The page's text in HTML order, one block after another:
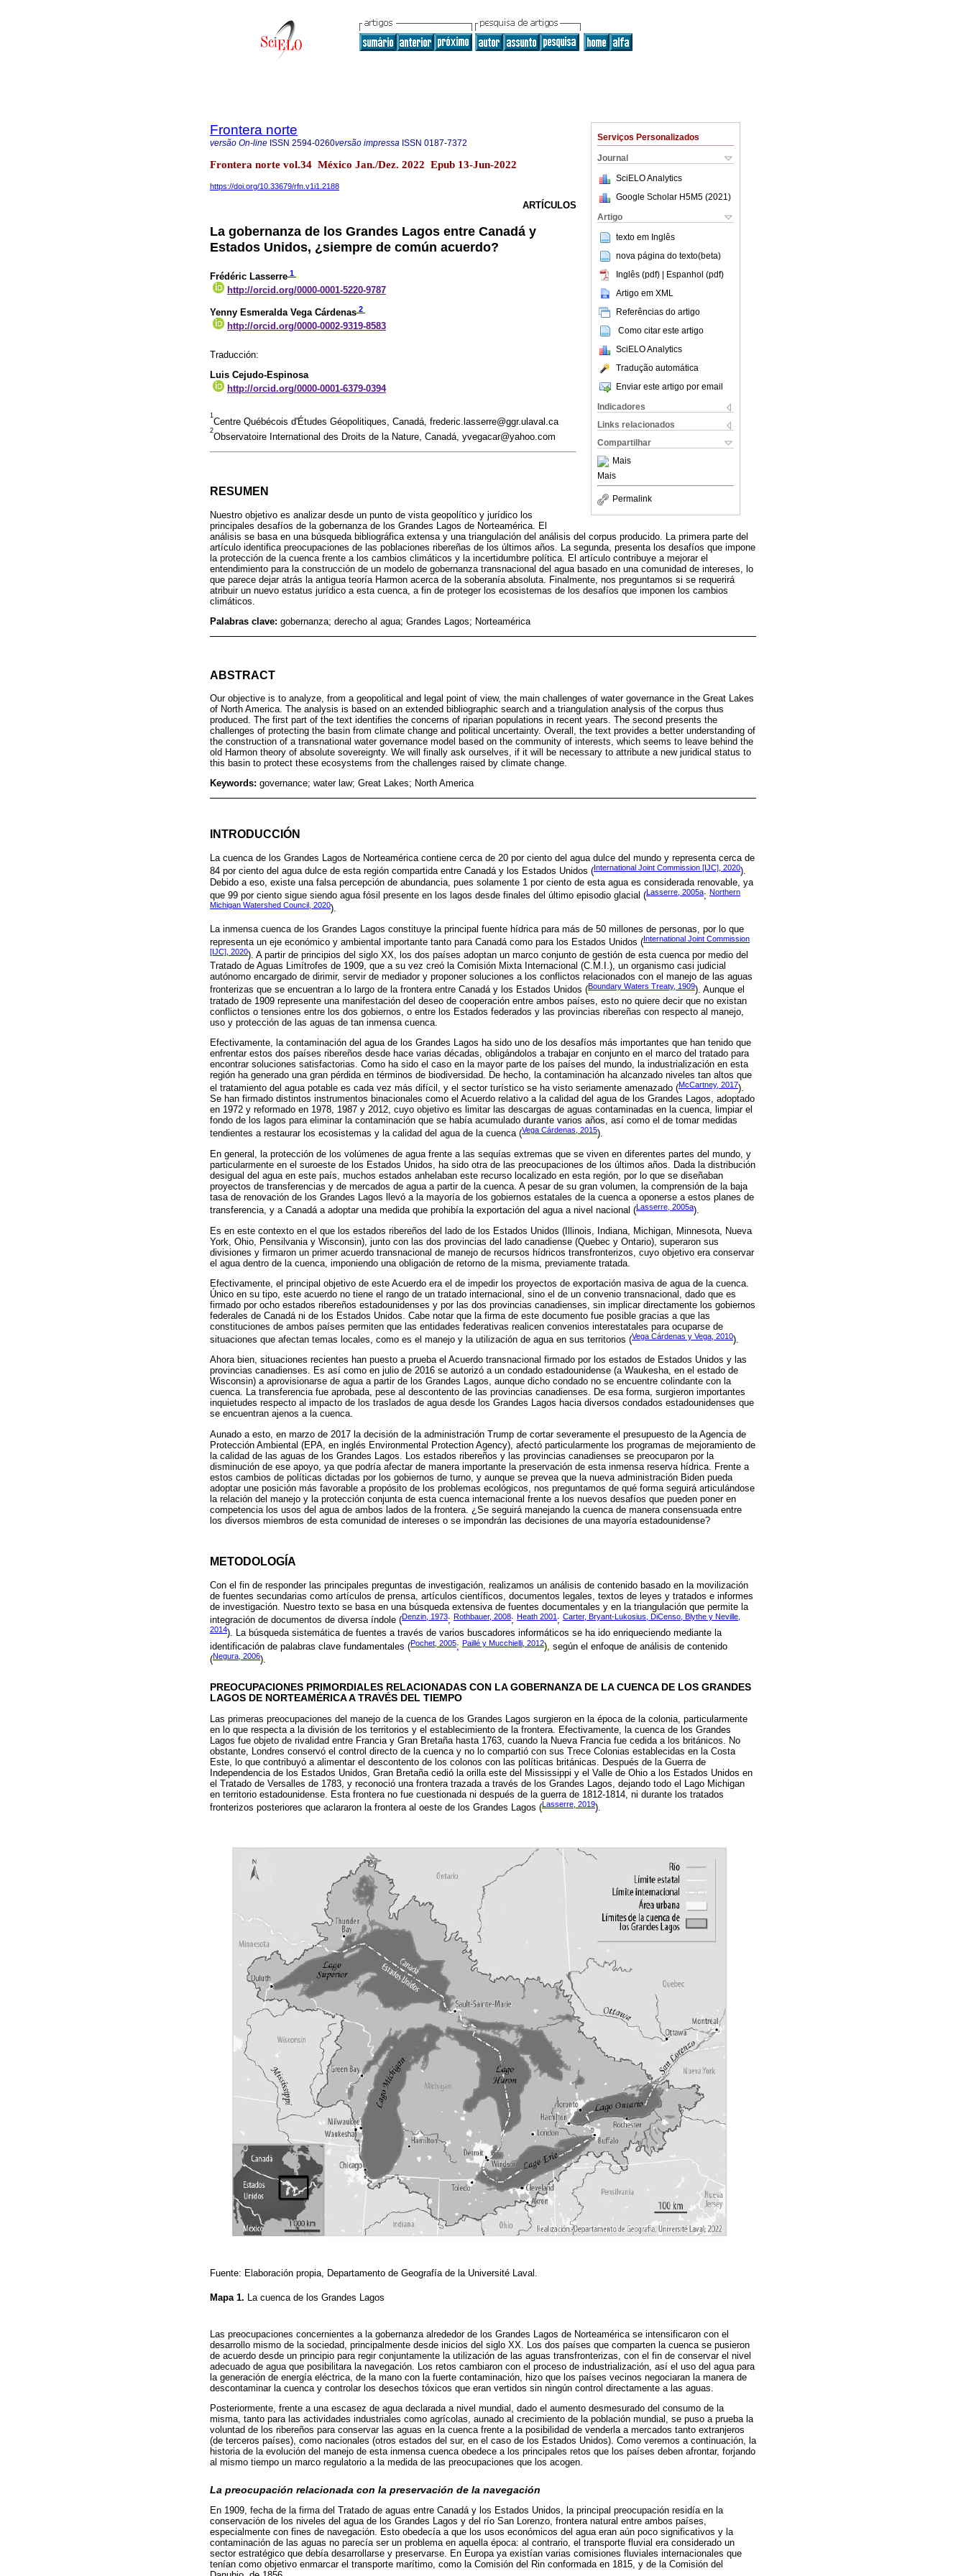
Serviços Personalizados
Journal
SciELO Analytics
Google Scholar H5M5 (2021 )
Artigo
texto em Inglês
nova página do texto(beta)
Inglês (pdf) | Espanhol (pdf)
Artigo em XML
Referências do artigo
Como citar este artigo
SciELO Analytics
Tradução automática
Enviar este artigo por email
Indicadores
Links relacionados
Compartilhar
Mais
Mais
Permalink
Frontera norte
versão On-line ISSN 2594-0260versão impressa ISSN 0187-7372
Frontera norte vol.34 México Jan./Dez. 2022 Epub 13-Jun-2022
https://doi.org/10.33679/rfn.v1i1.2188
ARTÍCULOS
La gobernanza de los Grandes Lagos entre Canadá y
Estados Unidos, ¿siempre de común acuerdo?
Frédéric Lasserre 1
http://orcid.org/0000-0001-5220-9787
Yenny Esmeralda Vega Cárdenas 2
http://orcid.org/0000-0002-9319-8583
Traducción:
Luis Cejudo-Espinosa
http://orcid.org/0000-0001-6379-0394
1
Centre Québécois d'Études Géopolitiques, Canadá, frederic.lasserre@ggr.ulaval.ca
2
Observatoire International des Droits de la Nature, Canadá, yvegacar@yahoo.com
RESUMEN
Nuestro objetivo es analizar desde un punto de vista geopolítico y jurídico los
principales desafíos de la gobernanza de los Grandes Lagos de Norteamérica. El
análisis se basa en una búsqueda bibliográfica extensa y una triangulación del análisis del corpus producido. La primera parte del
artículo identifica preocupaciones de las poblaciones ribereñas de los últimos años. La segunda, presenta los desafíos que impone
la protección de la cuenca frente a los cambios climáticos y la incertidumbre política. El artículo contribuye a mejorar el
entendimiento para la construcción de un modelo de gobernanza transnacional del agua basado en una comunidad de intereses, lo
que parece dejar atrás la antigua teoría Harmon acerca de la soberanía absoluta. Finalmente, nos preguntamos si se requerirá
atribuir un nuevo estatus jurídico a esta cuenca, a fin de proteger los ecosistemas de los desafíos que imponen los cambios
climáticos.
Palabras clave: gobernanza; derecho al agua; Grandes Lagos; Norteamérica
ABSTRACT
Our objective is to analyze, from a geopolitical and legal point of view, the main challenges of water governance in the Great Lakes
of North America. The analysis is based on an extended bibliographic search and a triangulation analysis of the corpus thus
produced. The first part of the text identifies the concerns of riparian populations in recent years. The second presents the
challenges of protecting the basin from climate change and political uncertainty. Overall, the text provides a better understanding of
the construction of a transnational water governance model based on the community of interests, which seems to leave behind the
old Harmon theory of absolute sovereignty. We will finally ask ourselves, if it will be necessary to attribute a new juridical status to
this basin to protect these ecosystems from the challenges raised by climate change.
Keywords: governance; water law; Great Lakes; North America
INTRODUCCIÓN
La cuenca de los Grandes Lagos de Norteamérica contiene cerca de 20 por ciento del agua dulce del mundo y representa cerca de
84 por ciento del agua dulce de esta región compartida entre Canadá y los Estados Unidos ( International Joint Commission [IJC], 2020).
Debido a eso, existe una falsa percepción de abundancia, pues solamente 1 por ciento de esta agua es considerada renovable, ya
que 99 por ciento sigue siendo agua fósil presente en los lagos desde finales del último episodio glacial (Lasserre, 2005a; Northern
Michigan Watershed Council, 2020).
La inmensa cuenca de los Grandes Lagos constituye la principal fuente hídrica para más de 50 millones de personas, por lo que
representa un eje económico y ambiental importante tanto para Canadá como para los Estados Unidos (International Joint Commission
[IJC], 2020). A partir de principios del siglo XX, los dos países adoptan un marco conjunto de gestión de esta cuenca por medio del
Tratado de Aguas Limítrofes de 1909, que a su vez creó la Comisión Mixta Internacional (C.M.I.), un organismo casi judicial
autónomo encargado de dirimir, servir de mediador y proponer soluciones a los conflictos relacionados con el manejo de las aguas
fronterizas que se encuentran a lo largo de la frontera entre Canadá y los Estados Unidos (Boundary Waters Treaty, 1909). Aunque el
tratado de 1909 represente una manifestación del deseo de cooperación entre ambos países, esto no quiere decir que no existan
conflictos o tensiones entre los dos gobiernos, o entre los Estados federados y las provincias ribereñas con respecto al manejo,
uso y protección de las aguas de tan inmensa cuenca.
Efectivamente, la contaminación del agua de los Grandes Lagos ha sido uno de los desafíos más importantes que han tenido que
enfrentar estos dos países ribereños desde hace varias décadas, obligándolos a trabajar en conjunto en el marco del tratado para
encontrar soluciones satisfactorias. Como ha sido el caso en la mayor parte de los países del mundo, la industrialización en esta
región ha generado una gran pérdida en términos de biodiversidad. De hecho, la contaminación ha alcanzado niveles tan altos que
el tratamiento del agua potable es cada vez más difícil, y el sector turístico se ha visto seriamente amenazado (McCartney, 2017).
Se han firmado distintos instrumentos binacionales como el Acuerdo relativo a la calidad del agua de los Grandes Lagos, adoptado
en 1972 y reformado en 1978, 1987 y 2012, cuyo objetivo es limitar las descargas de aguas contaminadas en la cuenca, limpiar el
fondo de los lagos para eliminar la contaminación que se había acumulado durante varios años, así como el de tomar medidas
tendientes a restaurar los ecosistemas y la calidad del agua de la cuenca (Vega Cárdenas, 2015).
En general, la protección de los volúmenes de agua frente a las sequías extremas que se viven en diferentes partes del mundo, y
particularmente en el suroeste de los Estados Unidos, ha sido otra de las preocupaciones de los últimos años. Dada la distribución
desigual del agua en este país, muchos estados anhelaban este recurso localizado en esta región, por lo que se diseñaban
proyectos de transferencias y de mercados de agua a partir de la cuenca. A pesar de su gran volumen, la comprensión de la baja
tasa de renovación de los Grandes Lagos llevó a la mayoría de los gobiernos estatales de la cuenca a oponerse a estos planes de
transferencia, y a Canadá a adoptar una medida que prohibía la exportación del agua a nivel nacional (Lasserre, 2005a).
Es en este contexto en el que los estados ribereños del lado de los Estados Unidos (Illinois, Indiana, Michigan, Minnesota, Nueva
York, Ohio, Pensilvania y Wisconsin), junto con las dos provincias del lado canadiense (Quebec y Ontario), superaron sus
divisiones y firmaron un primer acuerdo transnacional de manejo de recursos hídricos transfronterizos, cuyo objetivo era conservar
el agua dentro de la cuenca, imponiendo una obligación de retorno de la misma, previamente tratada.
Efectivamente, el principal objetivo de este Acuerdo era el de impedir los proyectos de exportación masiva de agua de la cuenca.
Único en su tipo, este acuerdo no tiene el rango de un tratado internacional, sino el de un convenio transnacional, dado que es
firmado por ocho estados ribereños estadounidenses y por las dos provincias canadienses, sin implicar directamente los gobiernos
federales de Canadá ni de los Estados Unidos. Cabe notar que la firma de este documento fue posible gracias a que las
constituciones de ambos países permiten que las entidades federativas realicen convenios interestatales para ocuparse de
situaciones que afectan temas locales, como es el manejo y la utilización de agua en sus territorios (Vega Cárdenas y Vega, 2010).
Ahora bien, situaciones recientes han puesto a prueba el Acuerdo transnacional firmado por los estados de Estados Unidos y las
provincias canadienses. Es así como en julio de 2016 se autorizó a un condado estadounidense (a Waukesha, en el estado de
Wisconsin) a aprovisionarse de agua a partir de los Grandes Lagos, aunque dicho condado no se encuentre colindante con la
cuenca. La transferencia fue aprobada, pese al descontento de las provincias canadienses. De esa forma, surgieron importantes
inquietudes respecto al impacto de los traslados de agua desde los Grandes Lagos hacia diversos condados estadounidenses que
se encuentran ajenos a la cuenca.
Aunado a esto, en marzo de 2017 la decisión de la administración Trump de cortar severamente el presupuesto de la Agencia de
Protección Ambiental (EPA, en inglés Environmental Protection Agency), afectó particularmente los programas de mejoramiento de
la calidad de las aguas de los Grandes Lagos. Los estados ribereños y las provincias canadienses se preocuparon por la
disminución de ese apoyo, ya que podría afectar de manera importante la preservación de esta inmensa reserva hídrica. Frente a
estos cambios de políticas dictadas por los gobiernos de turno, y aunque se prevea que la nueva administración Biden pueda
adoptar une posición más favorable a propósito de los problemas ecológicos, nos preguntamos de qué forma seguirá articulándose
la relación del manejo y la protección conjunta de esta cuenca internacional frente a los nuevos desafíos que pueden poner en
competencia los usos del agua de ambos lados de la frontera. ¿Se seguirá manejando la cuenca de manera consensuada entre
los diversos miembros de esta comunidad de intereses o se impondrán las decisiones de una mayoría estadounidense?
METODOLOGÍA
Con el fin de responder las principales preguntas de investigación, realizamos un análisis de contenido basado en la movilización
de fuentes secundarias como artículos de prensa, artículos científicos, documentos legales, textos de leyes y tratados e informes
de investigación. Nuestro texto se basa en una búsqueda extensiva de fuentes documentales y en la triangulación que permite la
integración de documentos de diversa índole (Denzin, 1973; Rothbauer, 2008; Heath 2001 ; Carter, Bryant-Lukosius, DiCenso, Blythe y Neville,
2014). La búsqueda sistemática de fuentes a través de varios buscadores informáticos se ha ido enriqueciendo mediante la
identificación de palabras clave fundamentales (Pochet, 2005; Paillé y Mucchielli, 2012), según el enfoque de análisis de contenido
(Negura, 2006).
PREOCUPACIONES PRIMORDIALES RELACIONADAS CON LA GOBERNANZA DE LA CUENCA DE LOS GRANDES
LAGOS DE NORTEAMÉRICA A TRAVÉS DEL TIEMPO
Las primeras preocupaciones del manejo de la cuenca de los Grandes Lagos surgieron en la época de la colonia, particularmente
en lo que respecta a la división de los territorios y el establecimiento de la frontera. Efectivamente, la cuenca de los Grandes
Lagos fue objeto de rivalidad entre Francia y Gran Bretaña hasta 1763, cuando la Nueva Francia fue cedida a los británicos. No
obstante, Londres conservó el control directo de la cuenca y no lo compartió con sus Trece Colonias establecidas en la Costa
Este, lo que contribuyó a alimentar el descontento de los colonos con las políticas británicas. Después de la Guerra de
Independencia de los Estados Unidos, Gran Bretaña cedió la orilla este del Mississippi y el Valle de Ohio a los Estados Unidos en
el Tratado de Versalles de 1783, y reconoció una frontera trazada a través de los Grandes Lagos, dejando todo el Lago Michigan
en territorio estadounidense. Esta frontera no fue cuestionada ni después de la guerra de 1812-1814, ni durante los tratados
fronterizos posteriores que aclararon la frontera al oeste de los Grandes Lagos (Lasserre, 2019).
Fuente: Elaboración propia, Departamento de Geografía de la Université Laval.
Mapa 1. La cuenca de los Grandes Lagos
Las preocupaciones concernientes a la gobernanza alrededor de los Grandes Lagos de Norteamérica se intensificaron con el
desarrollo mismo de la sociedad, principalmente desde inicios del siglo XX. Los dos países que comparten la cuenca se pusieron
de acuerdo desde un principio para regir conjuntamente la utilización de las aguas transfronterizas, con el fin de conservar el nivel
adecuado de agua que posibilitara la navegación. Los retos cambiaron con el proceso de industrialización, así el uso del agua para
la generación de energía eléctrica, de la mano con la fuerte contaminación, hizo que los países vecinos negociaran la manera de
descontaminar la cuenca y controlar los desechos tóxicos que eran vertidos sin ningún control directamente a las aguas.
Posteriormente, frente a una escasez de agua declarada a nivel mundial, dado el aumento desmesurado del consumo de la
misma, tanto para las actividades industriales como agrícolas, aunado al crecimiento de la población mundial, se puso a prueba la
voluntad de los ribereños para conservar las aguas en la cuenca frente a la posibilidad de venderla a mercados tanto extranjeros
(de terceros países), como nacionales (otros estados del sur, en el caso de los Estados Unidos). Como veremos a continuación, la
historia de la evolución del manejo de esta inmensa cuenca obedece a los principales retos que los países deben afrontar, forjando
al mismo tiempo un marco regulatorio a la medida de las preocupaciones que los acogen.
La preocupación relacionada con la preservación de la navegación
En 1909, fecha de la firma del Tratado de aguas entre Canadá y los Estados Unidos, la principal preocupación residía en la
conservación de los niveles del agua de los Grandes Lagos y del río San Lorenzo, frontera natural entre ambos países,
especialmente con fines de navegación. Esto obedecía a que los usos económicos del agua eran aún poco significativos y la
contaminación de las aguas no parecía ser un problema en aquella época: al contrario, el transporte fluvial era considerado un
sector estratégico que debía desarrollarse y preservarse. En Europa ya existían varias comisiones fluviales internacionales que
tenían como objetivo enmarcar el transporte marítimo, como la Comisión del Rin conformada en 1815, y de la Comisión del